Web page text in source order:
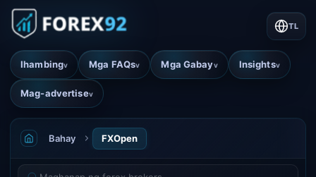
Ihambingv Mga FAQsv Mga Gabayv Insightsv
Mag-advertisev
TL
Bahay FXOpen